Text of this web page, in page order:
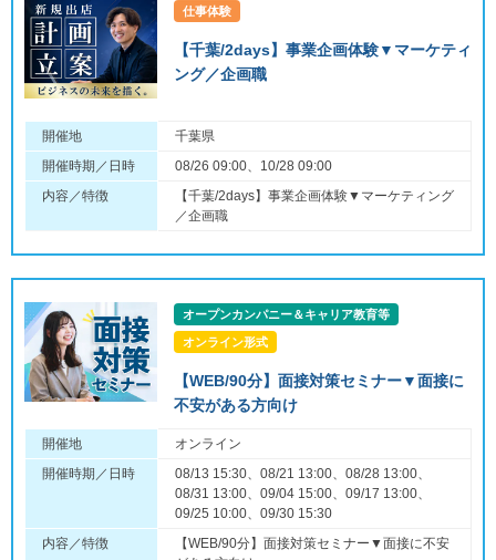
仕事体験
【千葉/2days】事業企画体験▼マーケティ
ング／企画職
開催地
千葉県
開催時期／日時
08/26 09:00、10/28 09:00
内容／特徴
【千葉/2days】事業企画体験▼マーケティング
／企画職
オープンカンパニー＆キャリア教育等
オンライン形式
【WEB/90分】面接対策セミナー▼面接に
不安がある方向け
開催地
オンライン
開催時期／日時
08/13 15:30、08/21 13:00、08/28 13:00、
08/31 13:00、09/04 15:00、09/17 13:00、
09/25 10:00、09/30 15:30
内容／特徴
【WEB/90分】面接対策セミナー▼面接に不安